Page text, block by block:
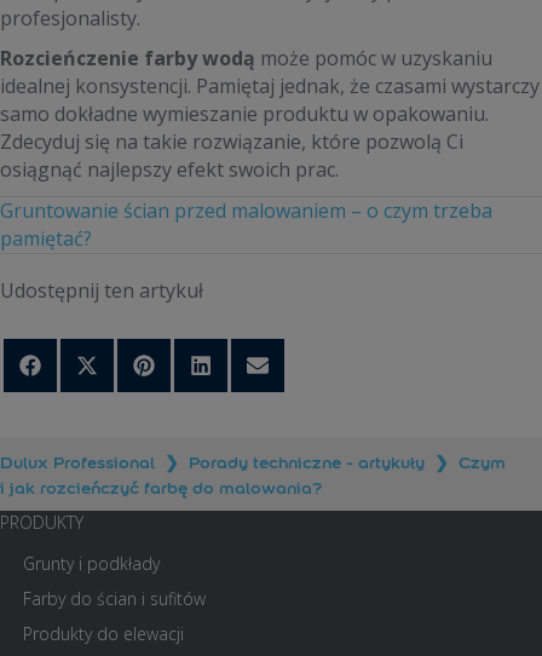
profesjonalisty.
Rozcieńczenie farby wodą może pomóc w uzyskaniu
idealnej konsystencji. Pamiętaj jednak, że czasami wystarczy
samo dokładne wymieszanie produktu w opakowaniu.
Zdecyduj się na takie rozwiązanie, które pozwolą Ci
osiągnąć najlepszy efekt swoich prac.
Gruntowanie ścian przed malowaniem – o czym trzeba
pamiętać?
Udostępnij ten artykuł
Share
on
Share
on
Share
on
Share
on
Share
on
Dulux Professional ❯ Porady techniczne - artykuły ❯ Czym
i jak rozcieńczyć farbę do malowania?
PRODUKTY
Grunty i podkłady
Farby do ścian i sufitów
Produkty do elewacji